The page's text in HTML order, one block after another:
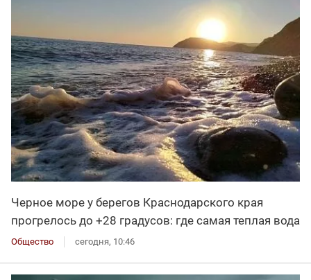
Черное море у берегов Краснодарского края
прогрелось до +28 градусов: где самая теплая вода
Общество сегодня, 10:46